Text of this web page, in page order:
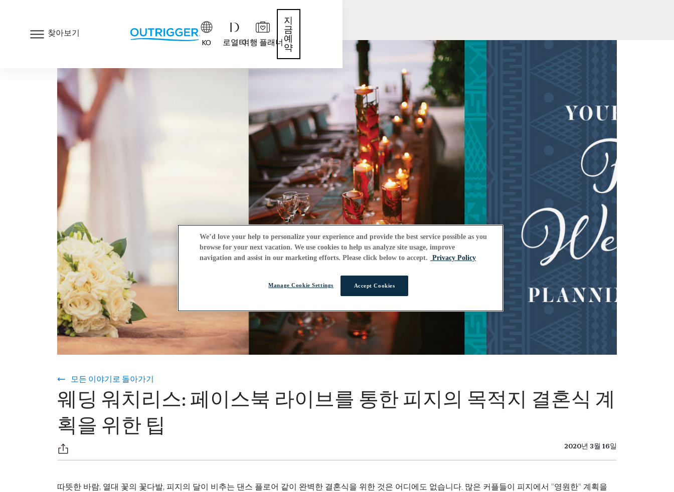
찾아보기
KO
로열티여행 플래너
지
금
예
약
모든 이야기로 돌아가기
웨딩 워치리스: 페이스북 라이브를 통한 피지의 목적지 결혼식 계
획을 위한 팁
2020년 3월 16일
따뜻한 바람, 열대 꽃의 꽃다발, 피지의 달이 비추는 댄스 플로어 같이 완벽한 결혼식을 위한 것은 어디에도 없습니다. 많은 커플들이 피지에서 "영원한" 계획을
We’d love your help to personalize your experience and provide the best service possible as you
browse for your next vacation. We use cookies to help us analyze site usage, improve
navigation and assist in our marketing efforts. Please click below to accept.
Privacy Policy
Accept Cookies
Manage Cookie Settings